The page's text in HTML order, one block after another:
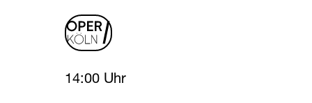
Sunday, 18 April 2027
14:00 Uhr
oper